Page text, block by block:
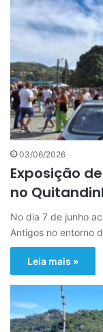
03/06/2026
Exposição
no
No dia 7 de junho
Antigos no entorno
Leia mais »